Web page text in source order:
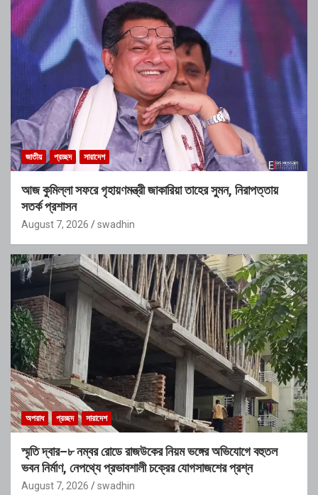
জাতীয় প্রচ্ছদ সারাদেশ
আজ কুমিল্লা সফরে গৃহায়ণমন্ত্রী জাকারিয়া তাহের সুমন, নিরাপত্তায়
সতর্ক প্রশাসন
August 7, 2026 swadhin
অপরাধ প্রচ্ছদ সারাদেশ
স্মৃতি দ্বার–৮ নম্বর রোডে রাজউকের নিয়ম ভঙ্গের অভিযোগে বহুতল
ভবন নির্মাণ, নেপথ্যে প্রভাবশালী চক্রের যোগসাজশের প্রশ্ন
August 7, 2026 swadhin